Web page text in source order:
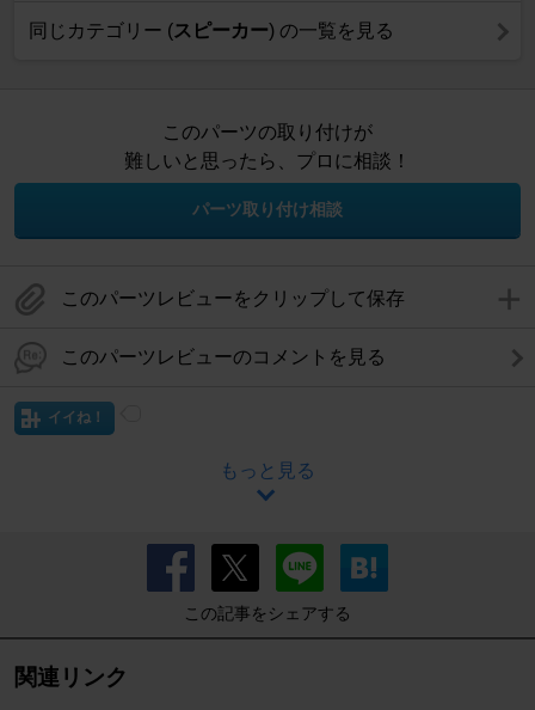
同じカテゴリー (スピーカー) の一覧を見る
このパーツの取り付けが
難しいと思ったら、プロに相談！
パーツ取り付け相談
このパーツレビューをクリップして保存
このパーツレビューのコメントを見る
イイね！
もっと見る
この記事をシェアする
関連リンク